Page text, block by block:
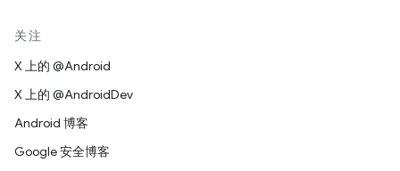
关注
X 上的 @Android
X 上的 @AndroidDev
Android 博客
Google 安全博客